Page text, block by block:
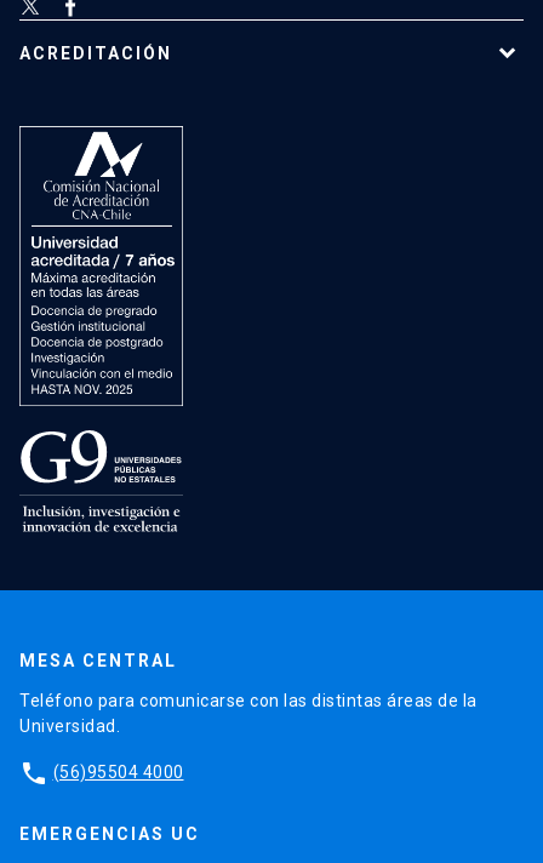
ACREDITACIÓN
MESA CENTRAL
Teléfono para comunicarse con las distintas áreas de la
Universidad.
phone (56)95504 4000
EMERGENCIAS UC